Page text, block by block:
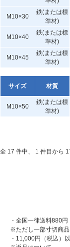
M10×30
鉄(または標
準材)
M10×40
鉄(または標
準材)
M10×45
鉄(または標
準材)
サイズ 材質
M10×50
鉄(または標
準材)
全 17 件中、 1 件目から
・全国一律送料880円
※ただし一部寸切商品
・11,000円（税込）